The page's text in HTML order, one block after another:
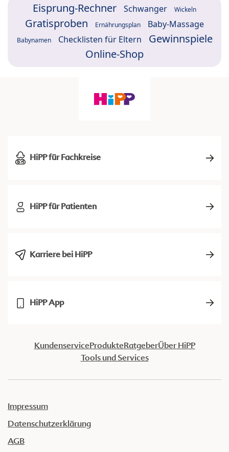
Eisprung-Rechner Schwanger Wickeln
Gratisproben Ernährungsplan Baby-Massage
Babynamen Checklisten für Eltern
Gewinnspiele
Online-Shop
HiPP für Fachkreise
HiPP für Patienten
Karriere bei HiPP
HiPP App
KundenserviceProdukteRatgeberÜber HiPP
Tools und Services
Impressum
Datenschutzerklärung
AGB